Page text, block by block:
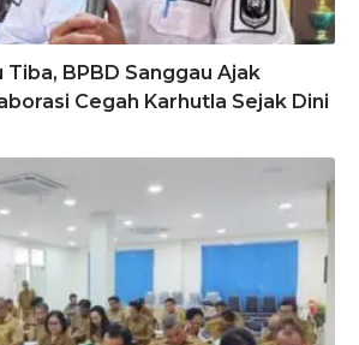
Tiba, BPBD Sanggau Ajak
Cegah Karhutla Sejak Dini